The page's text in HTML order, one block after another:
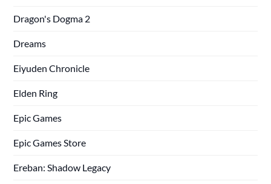
Dragon's Dogma 2
Dreams
Eiyuden Chronicle
Elden Ring
Epic Games
Epic Games Store
Ereban: Shadow Legacy